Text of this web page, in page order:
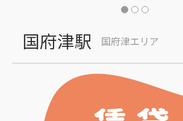
国府津駅 国府津エリア